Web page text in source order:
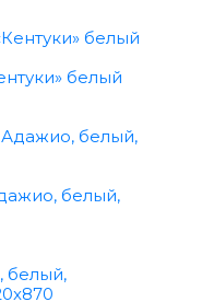
белый
белый,